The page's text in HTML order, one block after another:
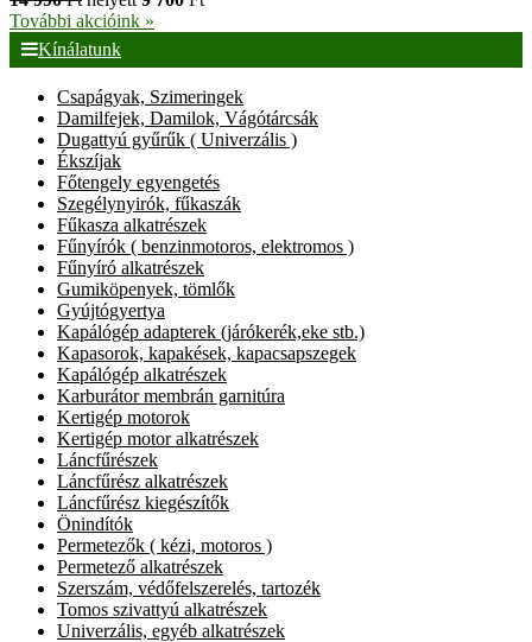
További akcióink »
Kínálatunk
Csapágyak, Szimeringek
Damilfejek, Damilok, Vágótárcsák
Dugattyú gyűrűk ( Univerzális )
Ékszíjak
Főtengely egyengetés
Szegélynyirók, fűkaszák
Fűkasza alkatrészek
Fűnyírók ( benzinmotoros, elektromos )
Fűnyíró alkatrészek
Gumiköpenyek, tömlők
Gyújtógyertya
Kapálógép adapterek (járókerék,eke stb.)
Kapasorok, kapakések, kapacsapszegek
Kapálógép alkatrészek
Karburátor membrán garnitúra
Kertigép motorok
Kertigép motor alkatrészek
Láncfűrészek
Láncfűrész alkatrészek
Láncfűrész kiegészítők
Önindítók
Permetezők ( kézi, motoros )
Permetező alkatrészek
Szerszám, védőfelszerelés, tartozék
Tomos szivattyú alkatrészek
Univerzális, egyéb alkatrészek